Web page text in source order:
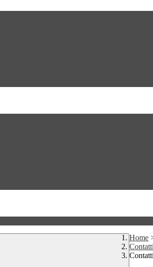
Home
Contatti
Contatti